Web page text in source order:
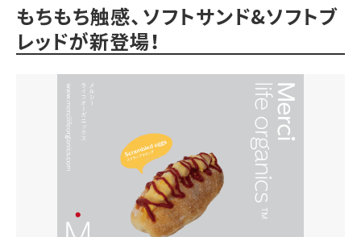
もちもち触感、ソフトサンド&ソフトブ
レッドが新登場！